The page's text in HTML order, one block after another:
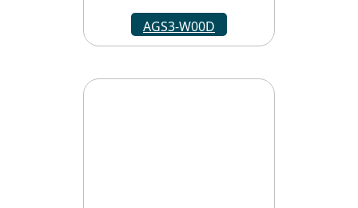
AGS3-W00D